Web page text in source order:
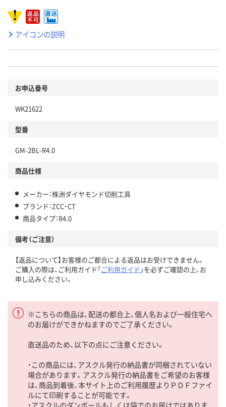
アイコンの説明
お申込番号
WK21622
型番
GM-2BL-R4.0
商品仕様
メーカー：株洲ダイヤモンド切削工具
ブランド：ZCC・CT
商品タイプ：R4.0
備考（ご注意）
【返品について】お客様のご都合による返品はお受けできません。
ご購入の際は、ご利用ガイド「ご利用ガイド 」を必ずご確認の上、お
申し込みください。
※こちらの商品は、配送の都合上、個人名および一般住宅へ
のお届けができかねますのでご了承ください。
直送品のため、以下の点にご注意ください。
・この商品には、アスクル発行の納品書が同梱されていない
場合があります。アスクル発行の納品書をご希望のお客様
は、商品到着後、本サイト上のご利用履歴よりＰＤＦファイ
ルにて印刷することが可能です。
・アスクルのダンボールもしくは袋でのお届けではありま